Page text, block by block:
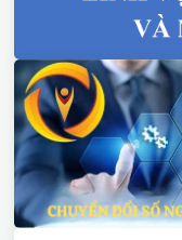
chứng nhận trong
của UBND tỉnh.
DT